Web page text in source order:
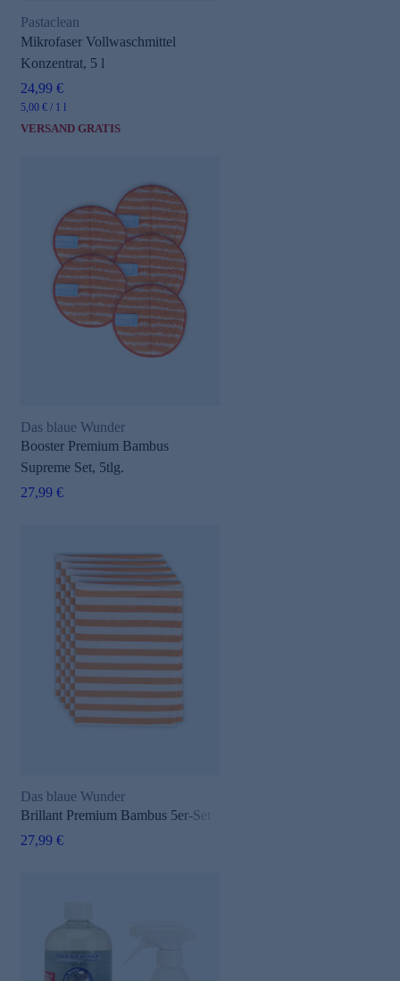
Pastaclean
Mikrofaser Vollwaschmittel
Konzentrat, 5 l
24,99 €
5,00 € / 1 l
VERSAND GRATIS
Das blaue Wunder
Booster Premium Bambus
Supreme Set, 5tlg.
27,99 €
Das blaue Wunder
Brillant Premium Bambus 5er-Set
27,99 €